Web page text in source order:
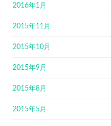
2016年1月
2015年11月
2015年10月
2015年9月
2015年8月
2015年5月